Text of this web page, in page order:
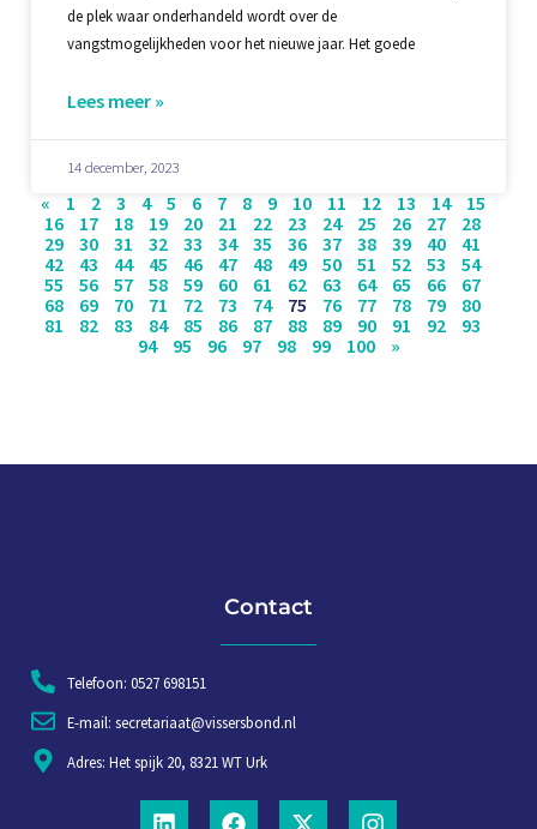
de plek waar onderhandeld wordt over de
vangstmogelijkheden voor het nieuwe jaar. Het goede
Lees meer »
14 december, 2023
« 1 2 3 4 5 6 7 8 9 10 11 12 13 14
15
16
17 18 19 20 21 22 23 24 25 26 27
28
29
30 31 32 33 34 35 36 37 38 39 40
41
42
43 44 45 46 47 48 49 50 51 52 53
54
55
56 57 58 59 60 61 62 63 64 65 66
67
68
69 70 71 72 73 74 75 76 77 78 79
80
81
82 83 84 85 86 87 88 89 90 91 92
93
94
95 96 97 98 99 100 »
Contact
Telefoon: 0527 698151
E-mail: secretariaat@vissersbond.nl
Adres: Het spijk 20, 8321 WT Urk